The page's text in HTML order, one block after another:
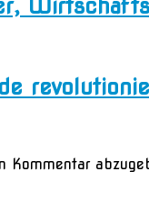
Kommentar